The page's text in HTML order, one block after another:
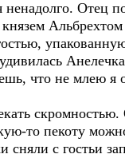
Отец
князем
что не млею я
то пекоту
сняли с гостьи